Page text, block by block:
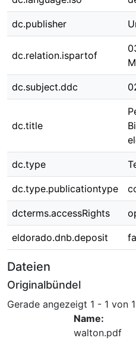
dc.publisher
dc.relation.ispartof
dc.subject.ddc
dc.title
dc.type
dc.type.publicationtype
dcterms.accessRights
eldorado.dnb.deposit
Dateien
Originalbündel
Gerade angezeigt 1 - 1 von 1
Name:
walton.pdf